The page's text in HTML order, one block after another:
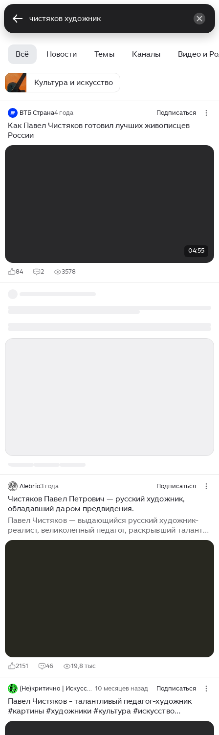
Всё Новости Темы Каналы Видео и
Культура и искусство
ВТБ Страна4 года Подписаться
Как Павел Чистяков готовил лучших живописцев
России
04:55
84 2 3578
Alebrio3 года Подписаться
​Чистяков Павел Петрович — русский художник,
обладавший даром предвидения.
Павел Чистяков — выдающийся русский художник-
реалист, великолепный педагог, раскрывший таланты
гениальных живописцев, эксперт исторической и
2151 46 19,8 тыс
(Не)критично | Искусство и культура 10 месяцев назад Подписаться
Павел Чистяков - талантливый педагог-художник
#картины #художники #культура #искусство
#живопись #творчество #искусствовед